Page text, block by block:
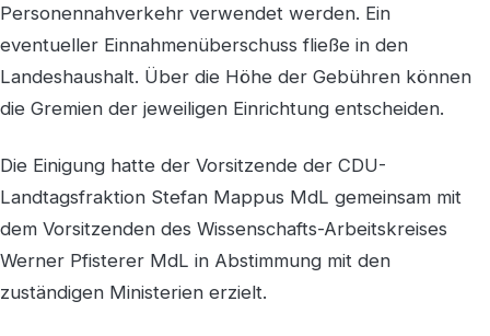
Personennahverkehr verwendet werden. Ein
eventueller Einnahmenüberschuss fließe in den
Landeshaushalt. Über die Höhe der Gebühren können
die Gremien der jeweiligen Einrichtung entscheiden.
Die Einigung hatte der Vorsitzende der CDU-
Landtagsfraktion Stefan Mappus MdL gemeinsam mit
dem Vorsitzenden des Wissenschafts-Arbeitskreises
Werner Pfisterer MdL in Abstimmung mit den
zuständigen Ministerien erzielt.